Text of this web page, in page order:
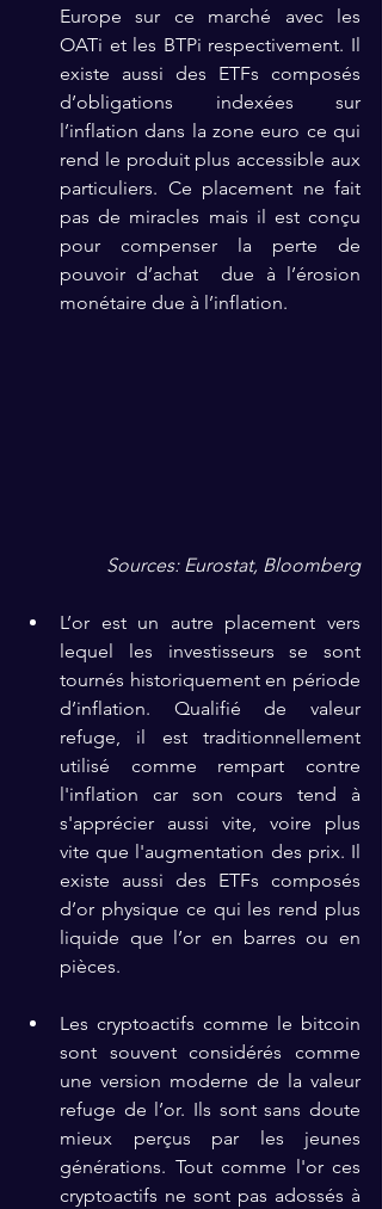
Europe sur ce marché avec les
OATi et les BTPi respectivement. Il
existe aussi des ETFs composés
d’obligations indexées sur
l’inflation dans la zone euro ce qui
rend le produit plus accessible aux
particuliers. Ce placement ne fait
pas de miracles mais il est conçu
pour compenser la perte de
pouvoir d’achat  due à l’érosion
monétaire due à l’inflation.
Sources: Eurostat, Bloomberg
L’or est un autre placement vers
lequel les investisseurs se sont
tournés historiquement en période
d’inflation. Qualifié de valeur
refuge, il est traditionnellement
utilisé comme rempart contre
l'inflation car son cours tend à
s'apprécier aussi vite, voire plus
vite que l'augmentation des prix. Il
existe aussi des ETFs composés
d’or physique ce qui les rend plus
liquide que l’or en barres ou en
pièces.
Les cryptoactifs comme le bitcoin
sont souvent considérés comme
une version moderne de la valeur
refuge de l’or. Ils sont sans doute
mieux perçus par les jeunes
générations. Tout comme l'or ces
cryptoactifs ne sont pas adossés à